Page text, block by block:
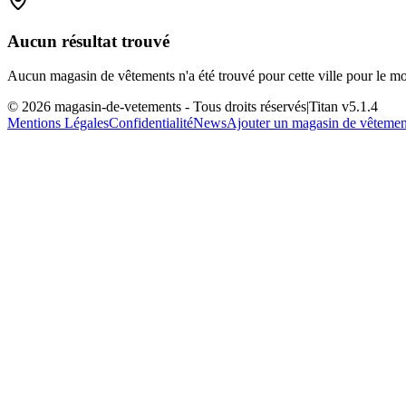
Aucun résultat trouvé
Aucun magasin de vêtements n'a été trouvé pour cette ville pour le
© 2026 magasin-de-vetements - Tous droits réservés|Titan v5.1.4
Mentions LégalesConfidentialitéNewsAjouter un magasin de